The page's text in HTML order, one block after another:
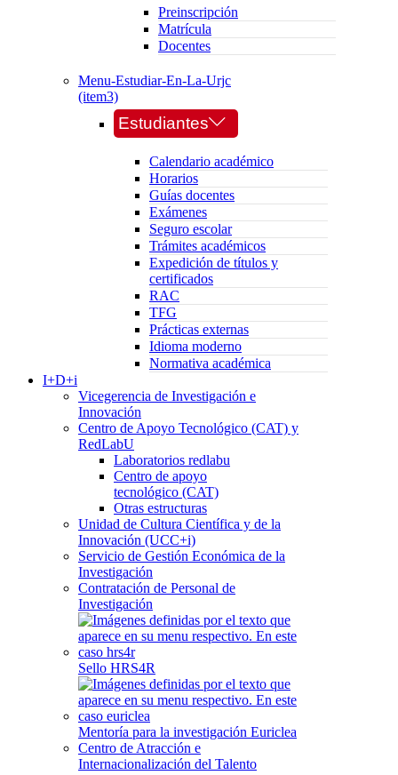
Preinscripción
Matrícula
Docentes
Menu-Estudiar-En-La-Urjc
(item3)
Estudiantes
Calendario académico
Horarios
Guías docentes
Exámenes
Seguro escolar
Trámites académicos
Expedición de títulos y
certificados
RAC
TFG
Prácticas externas
Idioma moderno
Normativa académica
I+D+i
Vicegerencia de Investigación e
Innovación
Centro de Apoyo Tecnológico (CAT) y
RedLabU
Laboratorios redlabu
Centro de apoyo
tecnológico (CAT)
Otras estructuras
Unidad de Cultura Científica y de la
Innovación (UCC+i)
Servicio de Gestión Económica de la
Investigación
Contratación de Personal de
Investigación
Sello HRS4R
Mentoría para la investigación Euriclea
Centro de Atracción e
Internacionalización del Talento